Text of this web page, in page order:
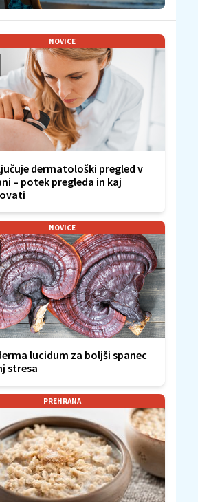
NOVICE
dermatološki pregled v
– potek pregleda in kaj
NOVICE
lucidum za boljši spanec
stresa
PREHRANA